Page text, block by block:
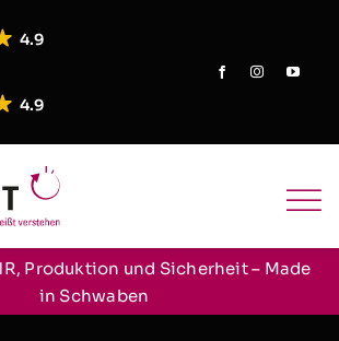
4.9
4.9
Produktion und Sicherheit – Made
in Schwaben